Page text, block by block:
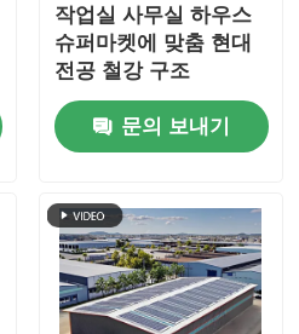
작업실 사무실 하우스
슈퍼마켓에 맞춤 현대
전공 철강 구조
문의 보내기